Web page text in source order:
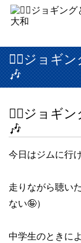
🏃‍♀️ジョギ
🎶
🏃‍♀️ジョギ
🎶
今日はジムに行
走りながら聴い
ない🤪）
中学生のときに